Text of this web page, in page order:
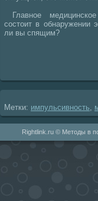
Главное
состοит в обнаружении
ли вы спящим?
Метки: импульсивность
Rightlink.ru © Методы в